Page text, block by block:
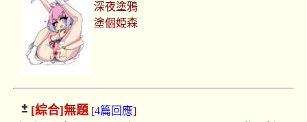
深夜塗鴉
塗個姫森
[綜合]無題[4篇回應]